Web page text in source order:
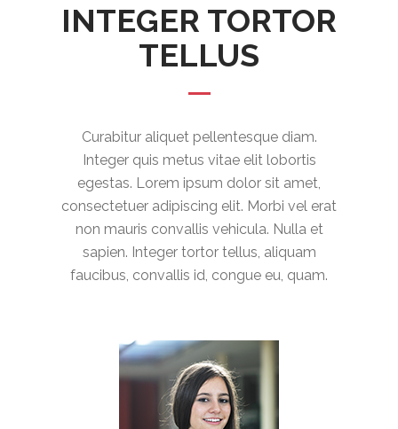
INTEGER TORTOR
TELLUS
Curabitur aliquet pellentesque diam.
Integer quis metus vitae elit lobortis
egestas. Lorem ipsum dolor sit amet,
consectetuer adipiscing elit. Morbi vel erat
non mauris convallis vehicula. Nulla et
sapien. Integer tortor tellus, aliquam
faucibus, convallis id, congue eu, quam.